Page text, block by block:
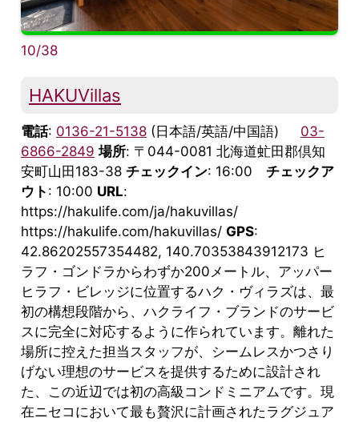
10/38
HAKUVillas
電話: 0136-21-5138 (日本語/英語/中国語) 03-
6866-2849 場所: 〒044-0081 北海道虻田郡倶知
安町山田183-38 チェックイン: 16:00 チェックア
ウト : 10:00 URL:
https://hakulife.com/ja/hakuvillas/
https://hakulife.com/hakuvillas/ GPS:
42.86202557354482, 140.70353843912173 ヒ
ラフ・ゴンドラからわずか200メートル、アッパー
ヒラフ・ビレッジに位置するハク・ヴィラズは、最
初の構想段階から、ハクライフ・ブランドのサービ
スに完全に対応するように作られています。離れた
場所に控えた担当スタッフが、シームレスかつさり
げない理想のサービスを提供するために設計され
た、この近辺では初の高級コンドミニアムです。現
在ニセコにおいて最も贅沢に計画されたラグジュア